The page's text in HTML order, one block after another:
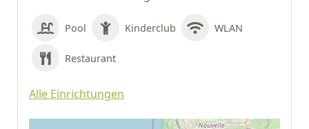
Pool Kinderclub WLAN
Restaurant
Alle Einrichtungen